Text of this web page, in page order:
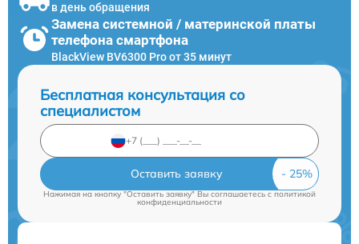
в день обращения
Замена системной / материнской платы
телефона смартфона
BlackView BV6300 Pro от 35 минут
Бесплатная консультация со
специалистом
Оставить заявку
Нажимая на кнопку "Оставить заявку" Вы соглашаетесь cполитикой
конфиденциальности